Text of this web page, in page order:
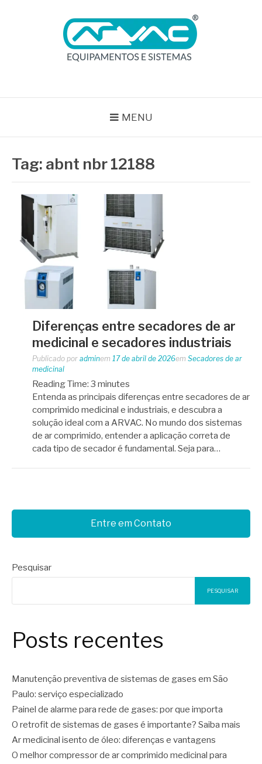
MENU
Tag: abnt nbr 12188
Diferenças entre secadores de ar
medicinal e secadores industriais
Publicado por adminem 17 de abril de 2026em Secadores de ar
medicinal
Reading Time: 3 minutes
Entenda as principais diferenças entre secadores de ar
comprimido medicinal e industriais, e descubra a
solução ideal com a ARVAC. No mundo dos sistemas
de ar comprimido, entender a aplicação correta de
cada tipo de secador é fundamental. Seja para…
Entre em Contato
Pesquisar
PESQUISAR
Posts recentes
Manutenção preventiva de sistemas de gases em São
Paulo: serviço especializado
Painel de alarme para rede de gases: por que importa
O retrofit de sistemas de gases é importante? Saiba mais
Ar medicinal isento de óleo: diferenças e vantagens
O melhor compressor de ar comprimido medicinal para